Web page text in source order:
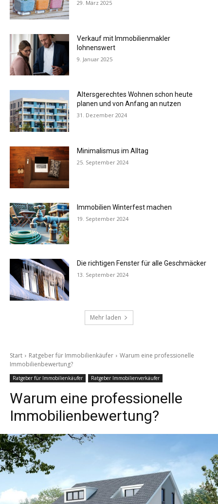
29. März 2025
Verkauf mit Immobilienmakler
lohnenswert
9. Januar 2025
Altersgerechtes Wohnen schon heute
planen und von Anfang an nutzen
31. Dezember 2024
Minimalismus im Alltag
25. September 2024
Immobilien Winterfest machen
19. September 2024
Die richtigen Fenster für alle Geschmäcker
13. September 2024
Mehr laden